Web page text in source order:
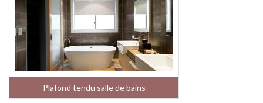
Plafond tendu salle de bains